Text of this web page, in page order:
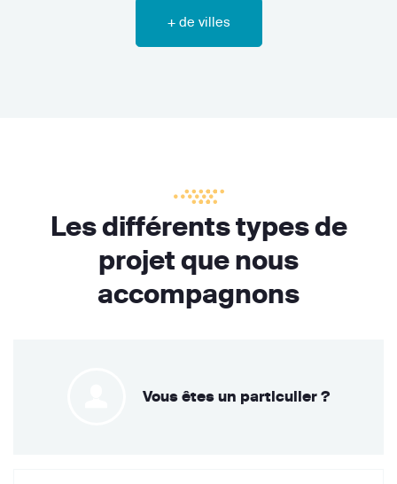
+ de villes
Les différents types de
projet que nous
accompagnons
Vous êtes un particulier ?